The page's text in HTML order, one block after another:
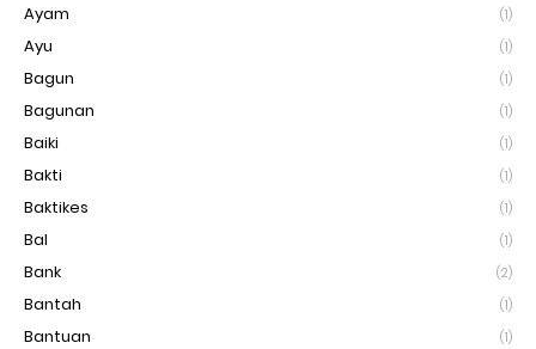
Ayam (1)
Ayu (1)
Bagun (1)
Bagunan (1)
Baiki (1)
Bakti (1)
Baktikes (1)
Bal (1)
Bank (2)
Bantah (1)
Bantuan (1)